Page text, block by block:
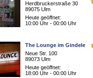
Herdbruckerstraße 30
89075 Ulm
Heute geöffnet:
10:00 Uhr - 00:00 Uhr
The Lounge im Gindele
Neue Str. 100
89073 Ulm
Heute geöffnet:
18:00 Uhr - 00:00 Uhr